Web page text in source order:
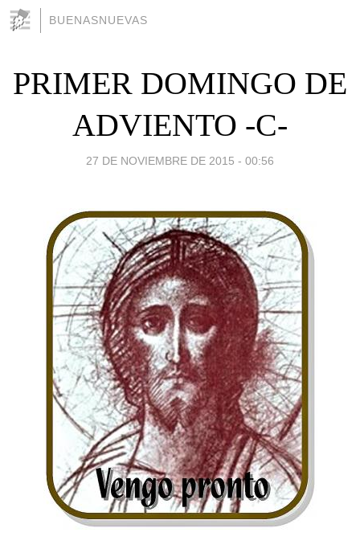
BUENASNUEVAS
PRIMER DOMINGO DE
ADVIENTO -C-
27 DE NOVIEMBRE DE 2015 - 00:56